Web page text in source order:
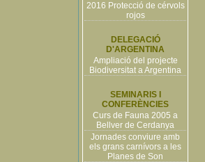
2016 Protecció de cérvols
rojos
DELEGACIÓ
D'ARGENTINA
Ampliació del projecte
Biodiversitat a Argentina
SEMINARIS I
CONFERÈNCIES
Curs de Fauna 2005 a
Bellver de Cerdanya
Jornades conviure amb
els grans carnívors a les
Planes de Son